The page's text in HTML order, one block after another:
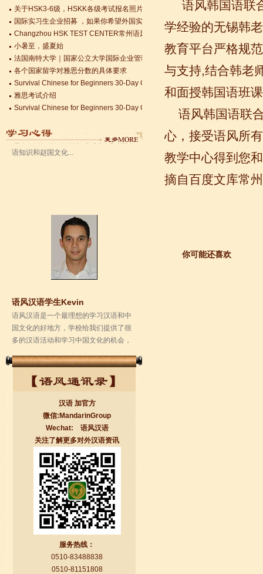
国际实习生企业招募 ，如果你希望外国实习生到你的公司工作，请联系我们
Changzhou HSK TEST CENTER常州语风HSK考点正式对外开考了，常州的
小暑至，盛夏始
法国南特大学｜国家公立大学国际企业管理硕士 + 跨文化职场通行证，2025 招
各个国家留学对雅思分数的具体要求
Survival Chinese for Beginners 30-Day Challenge day 3
雅思考试介绍
Survival Chinese for Beginners 30-Day Challenge day 2
Survival Chinese for Beginners 30-Day Challenge day 1
国际实习生企业招募 ，如果你希望外国实习生到你的公司工作，请联系我们
Changzhou HSK TEST CENTER常州语风HSK考点正式对外开考了，常州的
语风汉语无锡校 Zack
我叫Zack,我是法国人，无锡语风汉教中
心是一个学习中国文化和对外汉语的好
地方，我在语风汉语学习到非常多的汉
语知识和赵国文化...
语风汉语学生Kevin
语风汉语是一个最理想的学习汉语和中
学校的环境是...
无锡语风汉语学校Jessie
我学习汉语已经八年了,我能听明白别人
说汉语,但是我自己说汉语却觉得说不出
口。我现在在语风汉语无锡校学习，每
天我都学习中国文化...
汉语 加官方
微信:MandarinGroup
Wechat: 语风汉语
关注了解更多对外汉语资讯
服务热线：
0510-83488838
0510-81151808
语风韩国语联
学经验的无锡韩
教育平台严格规
与支持,结合韩老
和面授韩国语班
语风韩国语联
心，接受语风所
教学中心得到您
摘自百度文库常
你可能还喜欢